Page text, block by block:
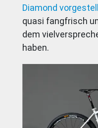
Diamond
quasi fangfrisch
dem
haben.